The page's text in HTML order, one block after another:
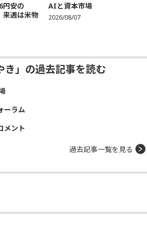
円安の
週は米物
AIと資本市場
2026/08/07
き」の過去記事を読む
ーラム
メント
過去記事一覧を見る